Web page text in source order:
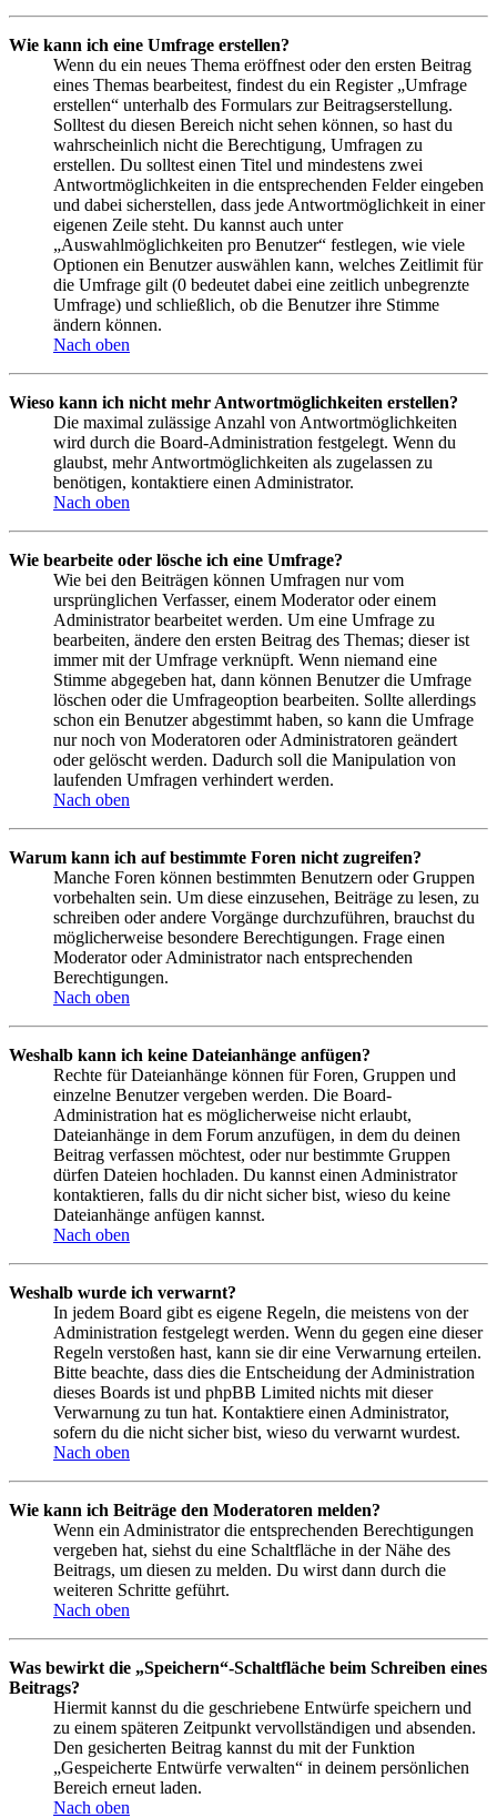
Wie kann ich eine Umfrage erstellen?
Wenn du ein neues Thema eröffnest oder den ersten Beitrag
eines Themas bearbeitest, findest du ein Register „Umfrage
erstellen“ unterhalb des Formulars zur Beitragserstellung.
Solltest du diesen Bereich nicht sehen können, so hast du
wahrscheinlich nicht die Berechtigung, Umfragen zu
erstellen. Du solltest einen Titel und mindestens zwei
Antwortmöglichkeiten in die entsprechenden Felder eingeben
und dabei sicherstellen, dass jede Antwortmöglichkeit in einer
eigenen Zeile steht. Du kannst auch unter
„Auswahlmöglichkeiten pro Benutzer“ festlegen, wie viele
Optionen ein Benutzer auswählen kann, welches Zeitlimit für
die Umfrage gilt (0 bedeutet dabei eine zeitlich unbegrenzte
Umfrage) und schließlich, ob die Benutzer ihre Stimme
ändern können.
Nach oben
Wieso kann ich nicht mehr Antwortmöglichkeiten erstellen?
Die maximal zulässige Anzahl von Antwortmöglichkeiten
wird durch die Board-Administration festgelegt. Wenn du
glaubst, mehr Antwortmöglichkeiten als zugelassen zu
benötigen, kontaktiere einen Administrator.
Nach oben
Wie bearbeite oder lösche ich eine Umfrage?
Wie bei den Beiträgen können Umfragen nur vom
ursprünglichen Verfasser, einem Moderator oder einem
Administrator bearbeitet werden. Um eine Umfrage zu
bearbeiten, ändere den ersten Beitrag des Themas; dieser ist
immer mit der Umfrage verknüpft. Wenn niemand eine
Stimme abgegeben hat, dann können Benutzer die Umfrage
löschen oder die Umfrageoption bearbeiten. Sollte allerdings
schon ein Benutzer abgestimmt haben, so kann die Umfrage
nur noch von Moderatoren oder Administratoren geändert
oder gelöscht werden. Dadurch soll die Manipulation von
laufenden Umfragen verhindert werden.
Nach oben
Warum kann ich auf bestimmte Foren nicht zugreifen?
Manche Foren können bestimmten Benutzern oder Gruppen
vorbehalten sein. Um diese einzusehen, Beiträge zu lesen, zu
schreiben oder andere Vorgänge durchzuführen, brauchst du
möglicherweise besondere Berechtigungen. Frage einen
Moderator oder Administrator nach entsprechenden
Berechtigungen.
Nach oben
Weshalb kann ich keine Dateianhänge anfügen?
Rechte für Dateianhänge können für Foren, Gruppen und
einzelne Benutzer vergeben werden. Die Board-
Administration hat es möglicherweise nicht erlaubt,
Dateianhänge in dem Forum anzufügen, in dem du deinen
Beitrag verfassen möchtest, oder nur bestimmte Gruppen
dürfen Dateien hochladen. Du kannst einen Administrator
kontaktieren, falls du dir nicht sicher bist, wieso du keine
Dateianhänge anfügen kannst.
Nach oben
Weshalb wurde ich verwarnt?
In jedem Board gibt es eigene Regeln, die meistens von der
Administration festgelegt werden. Wenn du gegen eine dieser
Regeln verstoßen hast, kann sie dir eine Verwarnung erteilen.
Bitte beachte, dass dies die Entscheidung der Administration
dieses Boards ist und phpBB Limited nichts mit dieser
Verwarnung zu tun hat. Kontaktiere einen Administrator,
sofern du die nicht sicher bist, wieso du verwarnt wurdest.
Nach oben
Wie kann ich Beiträge den Moderatoren melden?
Wenn ein Administrator die entsprechenden Berechtigungen
vergeben hat, siehst du eine Schaltfläche in der Nähe des
Beitrags, um diesen zu melden. Du wirst dann durch die
weiteren Schritte geführt.
Nach oben
Was bewirkt die „Speichern“-Schaltfläche beim Schreiben eines
Beitrags?
Hiermit kannst du die geschriebene Entwürfe speichern und
zu einem späteren Zeitpunkt vervollständigen und absenden.
Den gesicherten Beitrag kannst du mit der Funktion
„Gespeicherte Entwürfe verwalten“ in deinem persönlichen
Bereich erneut laden.
Nach oben